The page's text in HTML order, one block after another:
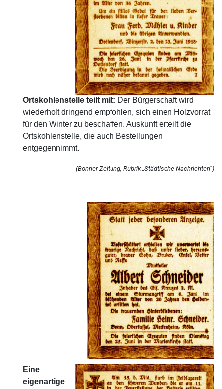
Ortskohlenstelle teilt mit: Der Bürgerschaft wird
wiederholt dringend empfohlen, sich einen Holzvorrat
für den Winter zu beschaffen. Auskunft erteilt die
Ortskohlenstelle, die auch Bestellungen
entgegennimmt.
(Bonner Zeitung, Rubrik „Städtische Nachrichten“)
Eine
eigenartige